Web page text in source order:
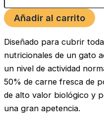
Añadir al carrito
Diseñado para cubrir
nutricionales de un gato
un nivel de actividad
50% de carne fresca de
de alto valor biológico y
una gran apetencia.